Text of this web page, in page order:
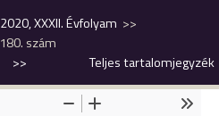
2020, XXXII. Évfolyam
180. szám
>> Teljes tartalomjegyzék